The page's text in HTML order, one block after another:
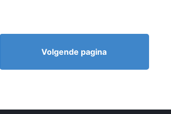
Volgende pagina